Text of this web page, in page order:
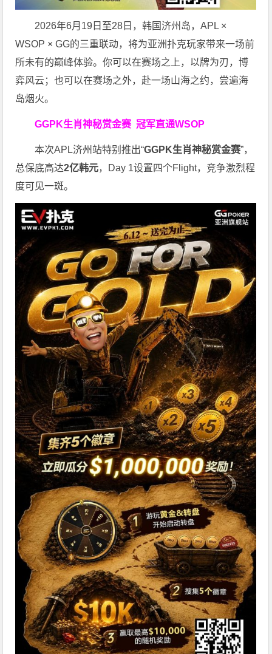
2026年6月19日至28日，韩国济州岛，APL ×
WSOP × GG的三重联动，将为亚洲扑克玩家带来一场前
所未有的巅峰体验。你可以在赛场之上，以牌为刃，博
弈风云；也可以在赛场之外，赴一场山海之约，尝遍海
岛烟火。
GGPK生肖神秘赏金赛冠军直通WSOP
本次APL济州站特别推出“GGPK生肖神秘赏金赛”，
总保底高达2亿韩元，Day 1设置四个Flight，竞争激烈程
度可见一斑。